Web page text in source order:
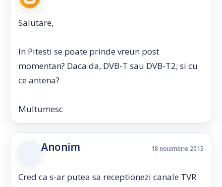
Salutare,
In Pitesti se poate prinde vreun post
momentan? Daca da, DVB-T sau DVB-T2; si cu
ce antena?
Multumesc
Anonim 18 noiembrie 2015
Cred ca s-ar putea sa receptionezi canale TVR